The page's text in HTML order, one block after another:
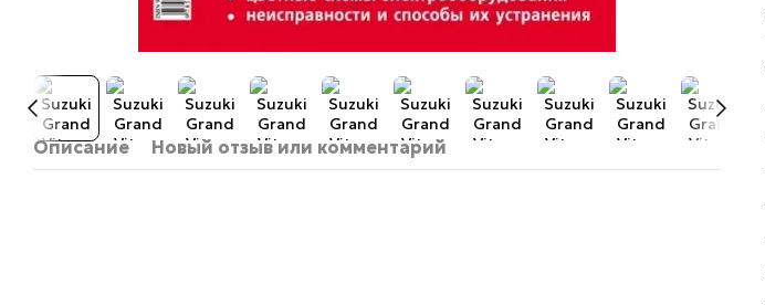
Описание Новый отзыв или комментарий